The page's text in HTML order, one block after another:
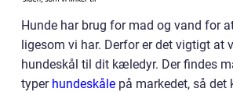
Hunde har brug for mad og vand for
ligesom vi har. Derfor er det vigtigt at
hundeskål til dit kæledyr. Der findes
typer hundeskåle på markedet, så